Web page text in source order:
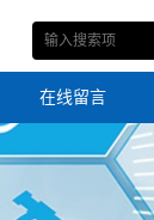
在线留言